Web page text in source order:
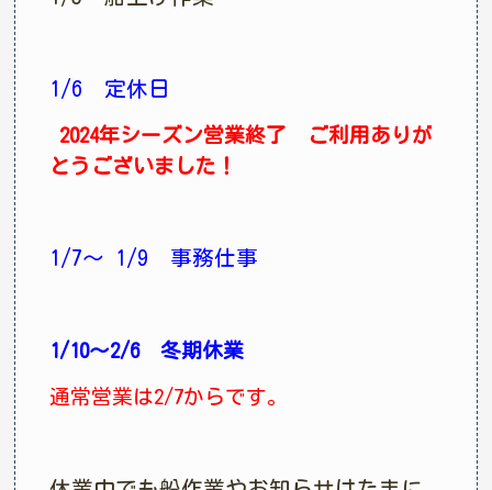
1/6 定休日
2024年シーズン営業終了 ご利用ありが
とうございました！
1/7〜 1/9 事務仕事
1/10〜2/6 冬期休業
通常営業は2/7からです。